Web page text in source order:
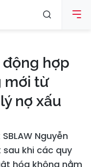
động hợp
mới từ
nợ xấu
Nguyễn
sau khi các quy
hóa không nằm